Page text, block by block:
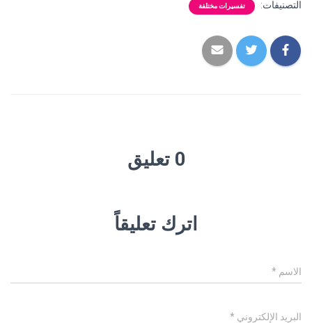
التصنيفات: تفسيرات مختلفة
0 تعليق
اترك تعليقاً
الاسم *
البريد الإلكتروني *